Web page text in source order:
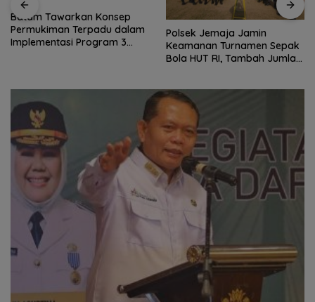
Batam Tawarkan Konsep
Permukiman Terpadu dalam
Implementasi Program 3
Polsek Jemaja Jamin
Keamanan Turnamen Sepak
Bola HUT RI, Tambah Jumlah